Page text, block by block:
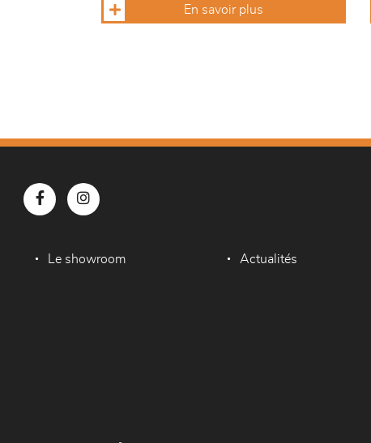
En savoir plus
Le showroom Actualités